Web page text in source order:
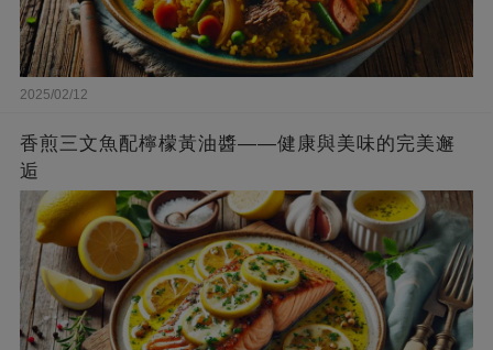
2025/02/12
香煎三文魚配檸檬黃油醬——健康與美味的完美邂
逅